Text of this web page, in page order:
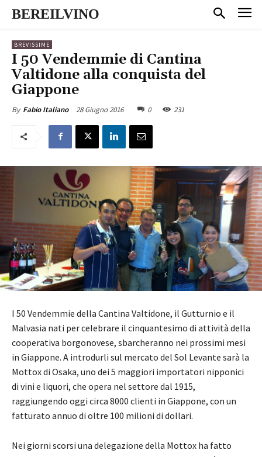
BEREILVINO
BREVISSIME
I 50 Vendemmie di Cantina
Valtidone alla conquista del
Giappone
By Fabio Italiano 28 Giugno 2016 0 231
I 50 Vendemmie della Cantina Valtidone, il Gutturnio e il
Malvasia nati per celebrare il cinquantesimo di attività della
cooperativa borgonovese, sbarcheranno nei prossimi mesi
in Giappone. A introdurli sul mercato del Sol Levante sarà la
Mottox di Osaka, uno dei 5 maggiori importatori nipponici
di vini e liquori, che opera nel settore dal 1915,
raggiungendo oggi circa 8000 clienti in Giappone, con un
fatturato annuo di oltre 100 milioni di dollari.
Nei giorni scorsi una delegazione della Mottox ha fatto